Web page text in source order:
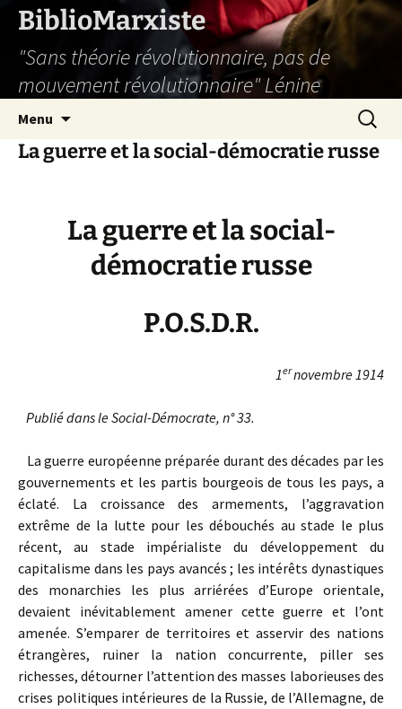
Aller
contenu
BiblioMarxiste
"Sans théorie révolutionnaire, pas de
mouvement révolutionnaire" Lénine
Menu
La guerre et la social-démocratie russe
La guerre et la social-
démocratie russe
P.O.S.D.R.
1ernovembre 1914
Publiédans le Social-Démocrate, n° 33.
La guerre européenne préparée durant des décades par les
gouvernements et les partis bourgeois de tous les pays, a
éclaté. La croissance des armements, l’aggravation
extrême de la lutte pour les débouchés au stade le plus
récent, au stade impérialiste du développement du
capitalisme dans les pays avancés ; les intérêts dynastiques
des monarchies les plus arriérées d’Europe orientale,
devaient inévitablement amener cette guerre et l’ont
amenée. S’emparer de territoires et asservir des nations
étrangères, ruiner la nation concurrente, piller ses
richesses, détourner l’attention des masses laborieuses des
crises politiques intérieures de la Russie, de l’Allemagne, de